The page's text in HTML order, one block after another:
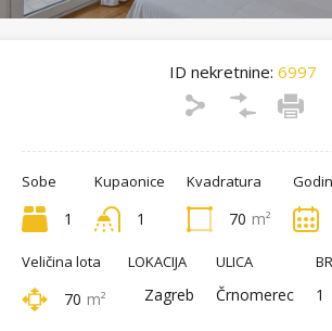
ID nekretnine: 6997
Sobe
1
Kupaonice
1
Kvadratura
70 m²
Veličina lota
70 m²
LOKACIJA
Zagreb
ULICA
Črnomerec 1